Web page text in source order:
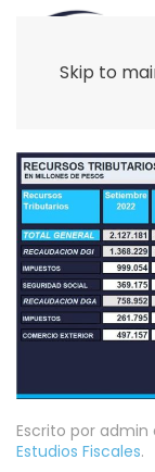
Skip to
Escrito por admin
Estudios Fiscales.